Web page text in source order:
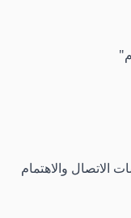
الاتصال والاهتمام